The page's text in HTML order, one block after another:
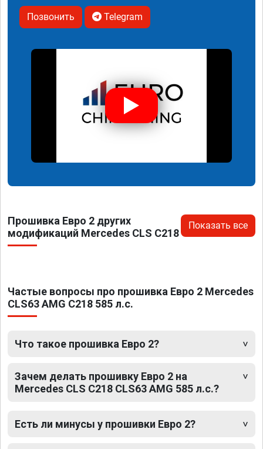
Позвонить Telegram
Прошивка Евро 2 других
модификаций Mercedes CLS C218
Показать все
Частые вопросы про прошивка Евро 2 Mercedes
CLS63 AMG C218 585 л.с.
Что такое прошивка Евро 2?
Зачем делать прошивку Евро 2 на
Mercedes CLS C218 CLS63 AMG 585 л.с.?
Есть ли минусы у прошивки Евро 2?